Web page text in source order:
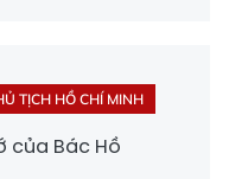
TỊCH HỒ CHÍ MINH
của Bác Hồ